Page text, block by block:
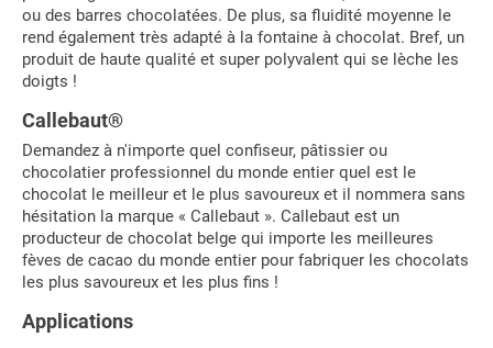
ou des barres chocolatées. De plus, sa fluidité moyenne le
rend également très adapté à la fontaine à chocolat. Bref, un
produit de haute qualité et super polyvalent qui se lèche les
doigts !
Callebaut®
Demandez à n'importe quel confiseur, pâtissier ou
chocolatier professionnel du monde entier quel est le
chocolat le meilleur et le plus savoureux et il nommera sans
hésitation la marque « Callebaut ». Callebaut est un
producteur de chocolat belge qui importe les meilleures
fèves de cacao du monde entier pour fabriquer les chocolats
les plus savoureux et les plus fins !
Applications